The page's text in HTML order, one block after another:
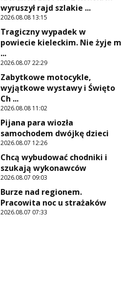
wyruszył rajd szlakie ...
2026.08.08 13:15
Tragiczny wypadek w
powiecie kieleckim. Nie żyje m
...
2026.08.07 22:29
Zabytkowe motocykle,
wyjątkowe wystawy i Święto
Ch ...
2026.08.08 11:02
Pijana para wiozła
samochodem dwójkę dzieci
2026.08.07 12:26
Chcą wybudować chodniki i
szukają wykonawców
2026.08.07 09:03
Burze nad regionem.
Pracowita noc u strażaków
2026.08.07 07:33